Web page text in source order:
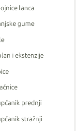
lanca
gume
i ekstenzije
prednji
stražnji